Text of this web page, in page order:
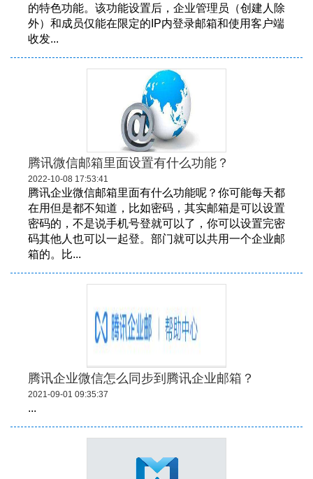
的特色功能。该功能设置后，企业管理员（创建人除
外）和成员仅能在限定的IP内登录邮箱和使用客户端
收发...
腾讯微信邮箱里面设置有什么功能？
2022-10-08 17:53:41
腾讯企业微信邮箱里面有什么功能呢？你可能每天都
在用但是都不知道，比如密码，其实邮箱是可以设置
密码的，不是说手机号登就可以了，你可以设置完密
码其他人也可以一起登。部门就可以共用一个企业邮
箱的。比...
腾讯企业微信怎么同步到腾讯企业邮箱？
2021-09-01 09:35:37
...